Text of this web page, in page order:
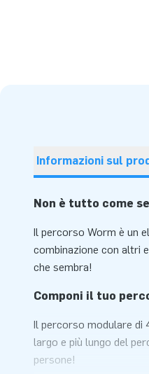
Informazioni sul
Non è tutto come
Il percorso Worm è un
combinazione con altri
che sembra!
Componi il tuo
Il percorso modulare di
largo e più lungo del
persone!